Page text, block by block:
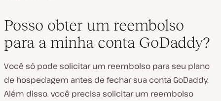
Posso obter um reembolso
para a minha conta GoDaddy?
Você só pode solicitar um reembolso para seu plano
de hospedagem antes de fechar sua conta GoDaddy.
Além disso, você precisa solicitar um reembolso